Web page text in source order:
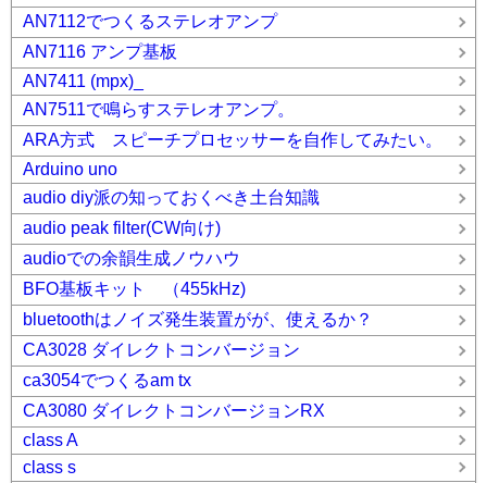
AN7112でつくるステレオアンプ
AN7116 アンプ基板
AN7411 (mpx)_
AN7511で鳴らすステレオアンプ。
ARA方式 スピーチプロセッサーを自作してみたい。
Arduino uno
audio diy派の知っておくべき土台知識
audio peak filter(CW向け)
audioでの余韻生成ノウハウ
BFO基板キット （455kHz)
bluetoothはノイズ発生装置がが、使えるか？
CA3028 ダイレクトコンバージョン
ca3054でつくるam tx
CA3080 ダイレクトコンバージョンRX
class A
class s